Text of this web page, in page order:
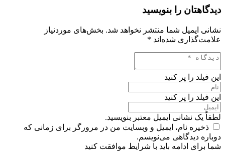
دیدگاهتان را بنویسید
نشانی ایمیل شما منتشر نخواهد شد. بخش‌های موردنیاز
علامت‌گذاری شده‌اند *
این فیلد را پر کنید
این فیلد را پر کنید
لطفاً یک نشانی ایمیل معتبر بنویسید.
ذخیره نام، ایمیل و وبسایت من در مرورگر برای زمانی که
دوباره دیدگاهی می‌نویسم.
شما برای ادامه باید با شرایط موافقت کنید